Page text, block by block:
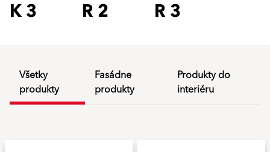
K 3 R 2 R 3
Všetky
produkty
Fasádne
produkty
Produkty do
interiéru